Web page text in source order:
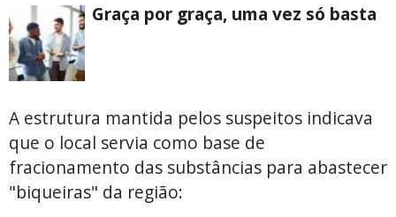
Graça por graça, uma vez só basta
A estrutura mantida pelos suspeitos indicava
que o local servia como base de
fracionamento das substâncias para abastecer
"biqueiras" da região: